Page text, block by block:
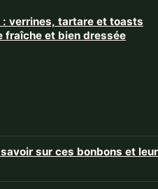
: verrines, tartare et toasts
fraîche et bien dressée
sur ces bonbons et leur